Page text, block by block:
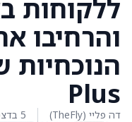
ללקוחות
והרחיבו
Plus
דה פליי (TheFly) 5 בדצמבר 2025